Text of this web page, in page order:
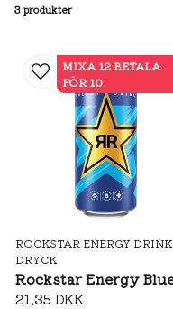
3 produkter
ROCKSTAR ENERGY DRINK
DRYCK
21,35 DKK
MIXA 12 BETALA
FÖR 10